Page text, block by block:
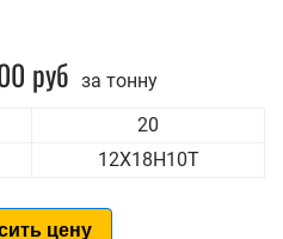
руб за тонну
20
12Х18Н10Т
цену